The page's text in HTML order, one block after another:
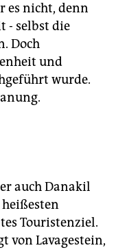
am Freitag.
Deutschen ist
"Es gibt
sind", hatte
Abeba
befürchten
es nicht, denn
- selbst die
Doch
und
wurde.
auch Danakil
Touristenziel.
von Lavagestein,